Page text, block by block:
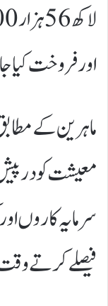
اور فروخت کیا
ماہرین کے
معیشت کو
سرمایہ کاروں
فیصلے کرتے